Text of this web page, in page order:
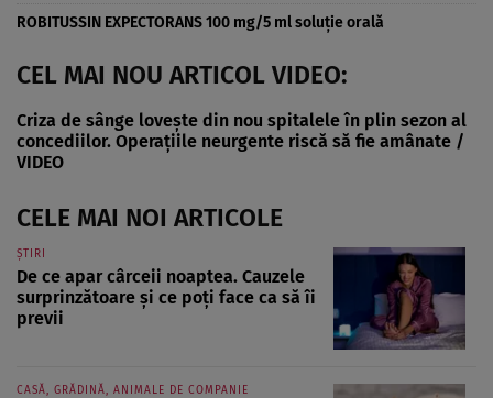
ROBITUSSIN EXPECTORANS 100 mg/5 ml soluţie orală
CEL MAI NOU ARTICOL VIDEO:
Criza de sânge lovește din nou spitalele în plin sezon al
concediilor. Operațiile neurgente riscă să fie amânate /
VIDEO
CELE MAI NOI ARTICOLE
ȘTIRI
De ce apar cârceii noaptea. Cauzele
surprinzătoare și ce poți face ca să îi
previi
CASĂ, GRĂDINĂ, ANIMALE DE COMPANIE